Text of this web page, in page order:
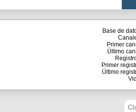
Base de
Primer
Último
Primer
Último